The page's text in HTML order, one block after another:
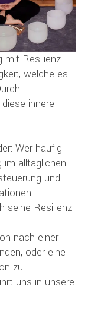
mit Resilienz
welche es
innere
Wer häufig
alltäglichen
und
seine Resilienz.
nach einer
oder eine
zu
uns in unsere